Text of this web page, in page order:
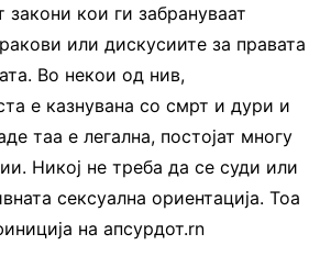
закони кои ги забрануваат
или дискусиите за правата
Во некои од нив,
е казнувана со смрт и дури и
таа е легална, постојат многу
Никој не треба да се суди или
сексуална ориентација. Тоа
на апсурдот.rn